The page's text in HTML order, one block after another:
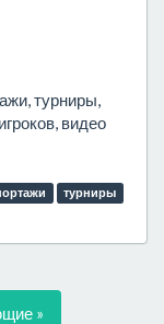
турниры,
видео
турниры
»